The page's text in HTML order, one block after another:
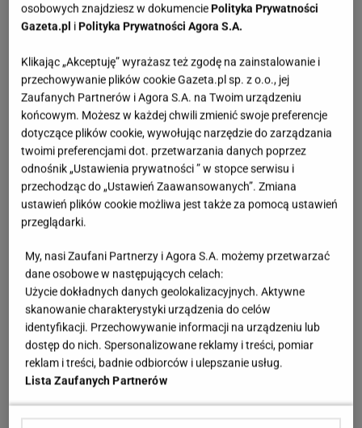
osobowych znajdziesz w dokumenciePolityka Prywatności
Gazeta.pl iPolityka Prywatności Agora S.A.
Klikając „Akceptuję” wyrażasz też zgodę na zainstalowanie i
przechowywanie plików cookie Gazeta.pl sp. z o.o., jej
Zaufanych Partnerów i Agora S.A. na Twoim urządzeniu
końcowym. Możesz w każdej chwili zmienić swoje preferencje
dotyczące plików cookie, wywołując narzędzie do zarządzania
twoimi preferencjami dot. przetwarzania danych poprzez
odnośnik „Ustawienia prywatności ” w stopce serwisu i
przechodząc do „Ustawień Zaawansowanych”. Zmiana
ustawień plików cookie możliwa jest także za pomocą ustawień
przeglądarki.
My, nasi Zaufani Partnerzy i Agora S.A. możemy przetwarzać
dane osobowe w następujących celach:
Użycie dokładnych danych geolokalizacyjnych. Aktywne
skanowanie charakterystyki urządzenia do celów
identyfikacji. Przechowywanie informacji na urządzeniu lub
dostęp do nich. Spersonalizowane reklamy i treści, pomiar
reklam i treści, badnie odbiorców i ulepszanie usług.
Lista Zaufanych Partnerów